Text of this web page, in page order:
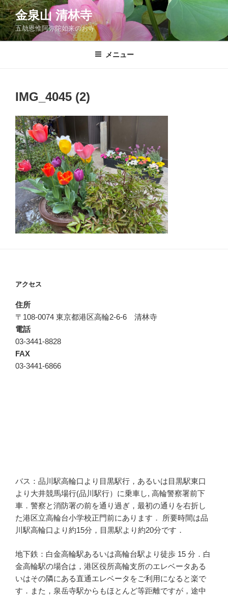
コ
ン
テ
ン
金泉山 清林寺
五劫恩惟阿弥陀如来のお寺
メニュー
IMG_4045 (2)
アクセス
住所
〒108-0074 東京都港区高輪2-6-6 清林寺
電話
03-3441-8828
FAX
03-3441-6866
バス：品川駅高輪口より目黒駅行，あるいは目黒駅東口
より大井競馬場行(品川駅行）に乗車し, 高輪警察署前下
車．警察と消防署の前を通り過ぎ，最初の通りを右折し
た港区立高輪台小学校正門前にあります． 所要時間は品
川駅高輪口より約15分，目黒駅より約20分です．
地下鉄：白金高輪駅あるいは高輪台駅より徒歩 15 分．白
金高輪駅の場合は，港区役所高輪支所のエレベータある
いはその隣にある直通エレベータをご利用になると楽で
す．また，泉岳寺駅からもほとんど等距離ですが，途中